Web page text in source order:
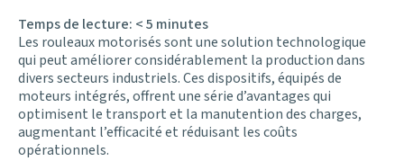
Temps de lecture: < 5 minutes
Les rouleaux motorisés sont une solution technologique
qui peut améliorer considérablement la production dans
divers secteurs industriels. Ces dispositifs, équipés de
moteurs intégrés, offrent une série d’avantages qui
optimisent le transport et la manutention des charges,
augmentant l’efficacité et réduisant les coûts
opérationnels.